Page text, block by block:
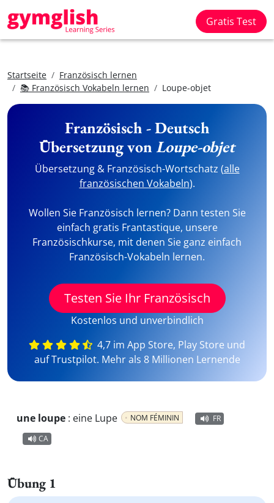
Gratis Test
Startseite
Französisch lernen
📚 Französisch Vokabeln lernen
Loupe-objet
Französisch - Deutsch
Übersetzung vonLoupe-objet
Übersetzung & Französisch-Wortschatz (alle
französischen Vokabeln).
Wollen Sie Französisch lernen? Dann testen Sie
einfach gratis Frantastique, unsere
Französischkurse, mit denen Sie ganz einfach
Französisch-Vokabeln lernen.
Testen Sie Ihr Französisch
Kostenlos und unverbindlich
4,7 im App Store, Play Store und
auf Trustpilot. Mehr als 8 Millionen Lernende
une loupe : eine Lupe NOM FÉMININ
FR
CA
Übung 1